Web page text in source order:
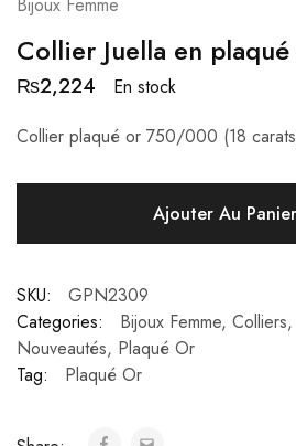
Collier Juella en
₨2,224
En stock
Collier plaqué or 750/000 (18
Ajouter Au Panier
SKU:
GPN2309
Categories:
Bijoux Femme, Colliers,
Nouveautés, Plaqué Or
Tag:
Plaqué Or